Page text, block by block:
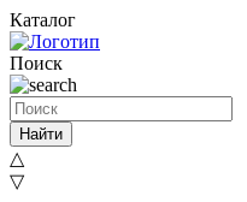
Каталог
Поиск
Найти
△
▽